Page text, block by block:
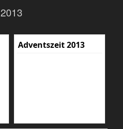
2013
Adventszeit 2013